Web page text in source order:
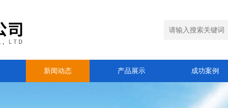
新闻动态 产品展示 成功案例